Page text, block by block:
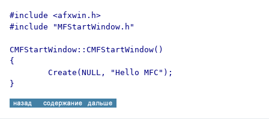
#include <afxwin.h>
#include "MFStartWindow.h"
CMFStartWindow::CMFStartWindow()
{